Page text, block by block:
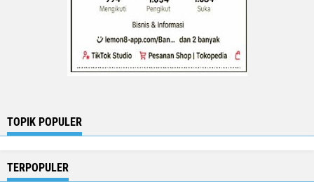
TOPIK POPULER
TERPOPULER